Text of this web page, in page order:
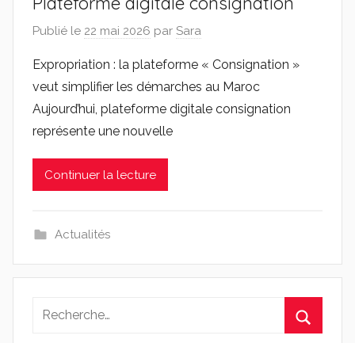
Publié le 22 mai 2026 par Sara
Expropriation : la plateforme « Consignation »
veut simplifier les démarches au Maroc
Aujourd’hui, plateforme digitale consignation
représente une nouvelle
Continuer la lecture
Actualités
Recherche